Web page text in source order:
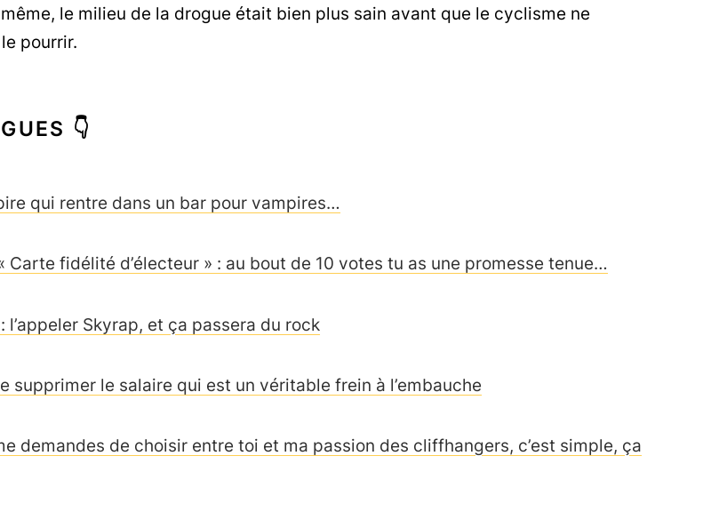
le milieu de la drogue était bien plus sain avant que le cyclisme ne
pourrir.
👇
qui rentre dans un bar pour vampires…
Carte fidélité d’électeur » : au bout de 10 votes tu as une promesse tenue…
l’appeler Skyrap, et ça passera du rock
supprimer le salaire qui est un véritable frein à l’embauche
demandes de choisir entre toi et ma passion des cliffhangers, c’est simple, ça